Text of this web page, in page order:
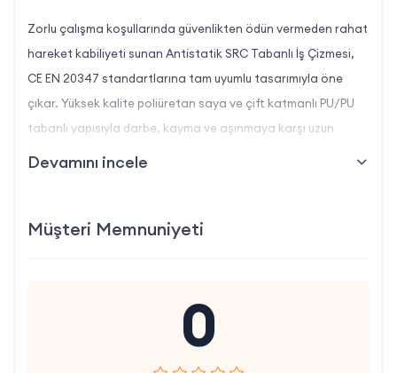
Zorlu çalışma koşullarında güvenlikten ödün vermeden rahat
hareket kabiliyeti sunan Antistatik SRC Tabanlı İş Çizmesi,
CE EN 20347 standartlarına tam uyumlu tasarımıyla öne
çıkar. Yüksek kalite poliüretan saya ve çift katmanlı PU/PU
tabanlı yapısıyla darbe, kayma ve aşınmaya karşı uzun
1.8 – 2.0 mm kalınlığında poliüretan saya, su geçirmez
kaplamasıyla dış etkenlere karşı mükemmel bariyer
Devamını incele
Müşteri Memnuniyeti
0